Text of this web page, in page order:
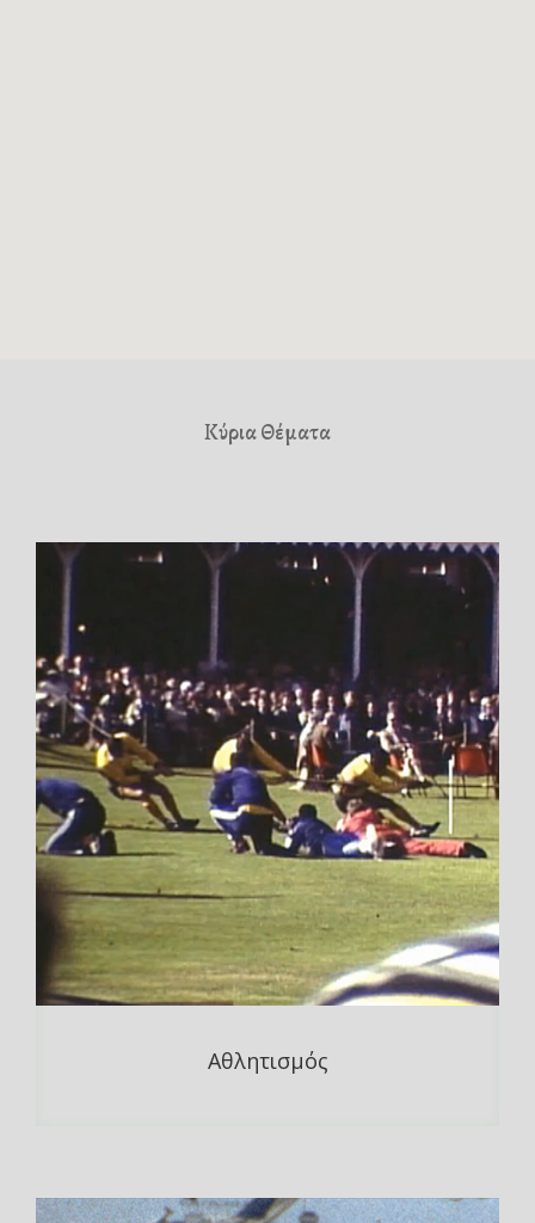
Κύρια Θέματα
Αθλητισμός